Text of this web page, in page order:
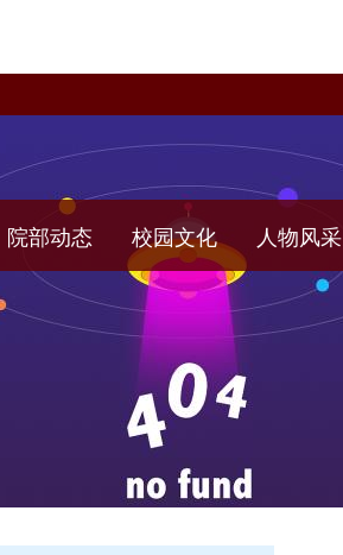
院部动态 校园文化 人物风采